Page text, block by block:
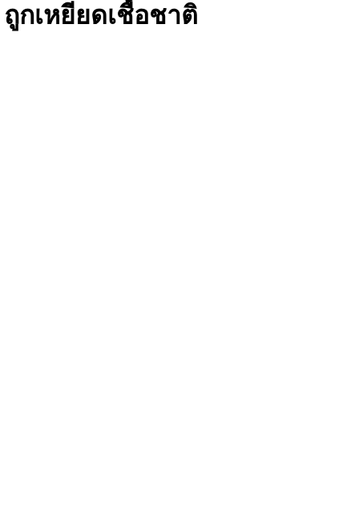
กเหยียดเชื้อชาติ